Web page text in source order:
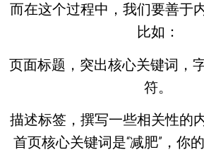
而在这个过程中，我们要善于
比如：
页面标题，突出核心关键词，
符。
描述标签，撰写一些相关性的
首页核心关键词是“减肥”，你